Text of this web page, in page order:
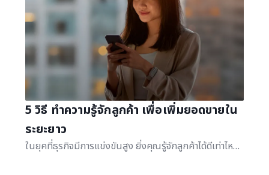
5 วิธี ทำความรู้จักลูกค้า เพื่อเพิ่มยอดขายใน
ระยะยาว
ในยุคที่ธุรกิจมีการแข่งขันสูง ยิ่งคุณรู้จักลูกค้าได้ดีเท่าไหร่ ยิ่งช่วยให้ธุรกิจของคุณเข้าถึงลูกค้าได้ง่ายขึ้น ซึ่งส่งผลดีต่อยอดขายในระยะยาว